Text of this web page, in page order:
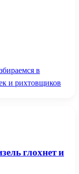
в
и рихтовщиков
глохнет и